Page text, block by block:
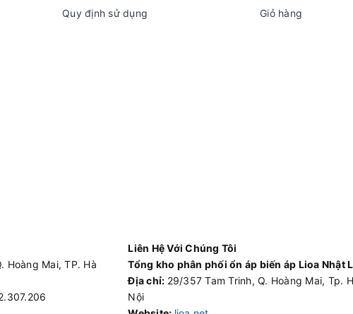
Quy định sử dụng
Giỏ hàng
Hoàng Mai, TP. Hà
Liên Hệ Với Chúng Tôi
Tổng kho phân phối ổn áp biến áp Lioa Nhật
Địa chỉ: 29/357 Tam Trinh, Q. Hoàng Mai, Tp.
Nội